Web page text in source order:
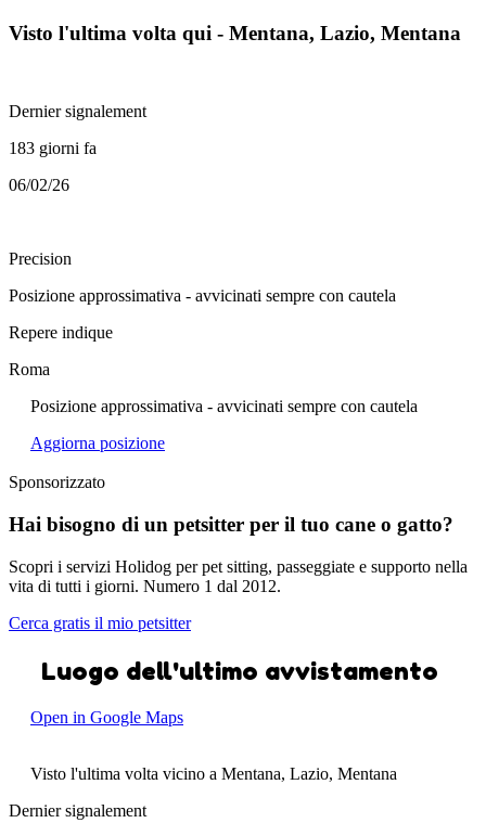
Visto l'ultima volta qui - Mentana, Lazio, Mentana
Dernier signalement
183 giorni fa
06/02/26
Precision
Posizione approssimativa - avvicinati sempre con cautela
Repere indique
Roma
Posizione approssimativa - avvicinati sempre con cautela
Aggiorna posizione
Sponsorizzato
Hai bisogno di un petsitter per il tuo cane o gatto?
Scopri i servizi Holidog per pet sitting, passeggiate e supporto nella
vita di tutti i giorni. Numero 1 dal 2012.
Cerca gratis il mio petsitter
Luogo dell'ultimo avvistamento
Open in Google Maps
Visto l'ultima volta vicino a Mentana, Lazio, Mentana
Dernier signalement